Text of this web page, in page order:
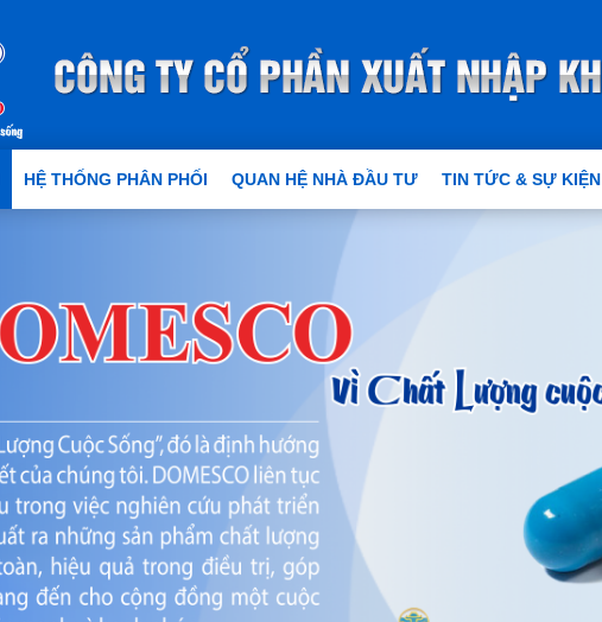
HỆ THỐNG PHÂN PHỐI QUAN HỆ NHÀ ĐẦU TƯ TIN TỨC & SỰ KIỆN